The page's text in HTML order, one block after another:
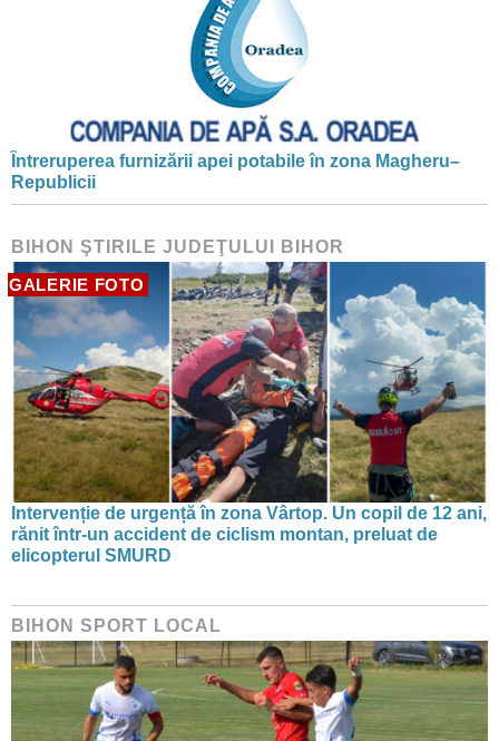
Întreruperea furnizării apei potabile în zona Magheru–
Republicii
BIHON ŞTIRILE JUDEŢULUI BIHOR
GALERIE FOTO
Intervenție de urgență în zona Vârtop. Un copil de 12 ani,
rănit într-un accident de ciclism montan, preluat de
elicopterul SMURD
BIHON SPORT LOCAL